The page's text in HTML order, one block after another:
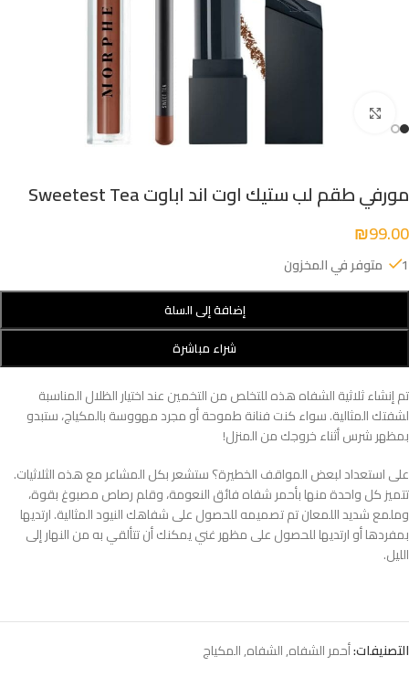
مورفي طقم لب ستيك اوت اند اباوت Sweetest Tea
₪99.00
1 متوفر في المخزون
إضافة إلى السلة
شراء مباشرة
تم إنشاء ثلاثية الشفاه هذه للتخلص من التخمين عند اختيار الظلال المناسبة
لشفتك المثالية. سواء كنت فنانة طموحة أو مجرد مهووسة بالمكياج، ستبدو
بمظهر شرس أثناء خروجك من المنزل!
على استعداد لبعض المواقف الخطيرة؟ ستشعر بكل المشاعر مع هذه الثلاثيات.
تتميز كل واحدة منها بأحمر شفاه فائق النعومة، وقلم رصاص مصبوغ بقوة،
وملمع شديد اللمعان تم تصميمه للحصول على شفاهك النيود المثالية. ارتديها
بمفردها أو ارتديها للحصول على مظهر غني يمكنك أن تتألقي به من النهار إلى
الليل.
التصنيفات:أحمر الشفاه,الشفاه,المكياج